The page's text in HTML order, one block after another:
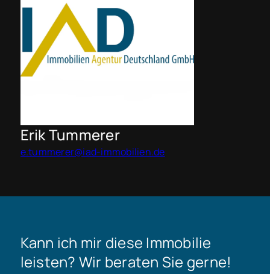
Erik Tummerer
e.tummerer@iad-immobilien.de
Kann ich mir diese Immobilie
leisten? Wir beraten Sie gerne!